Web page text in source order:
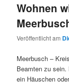
Wohnen
Veröffentlicht am
Meerbusch –
Beamten zu
ein Häuschen